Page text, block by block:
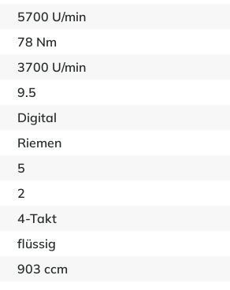
5700 U/min
78 Nm
3700 U/min
9.5
Digital
Riemen
5
2
4-Takt
flüssig
903 ccm